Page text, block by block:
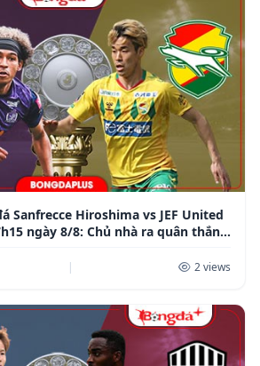
Sanfrecce Hiroshima vs JEF United
ngày 8/8: Chủ nhà ra quân thắng
| 2 views